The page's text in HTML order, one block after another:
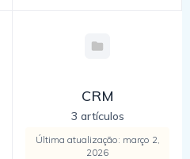
CRM
3 artículos
Última atualização: março 2,
2026